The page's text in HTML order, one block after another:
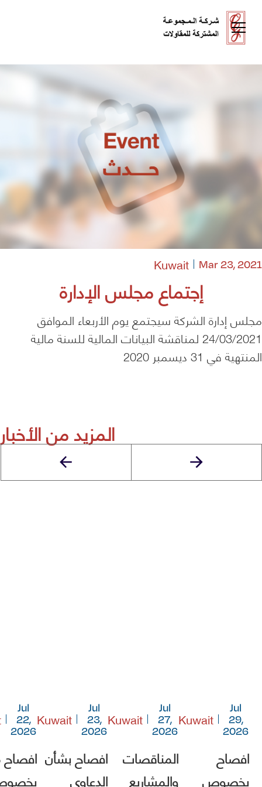
إجتماع مجلس الإدارة
Mar 23, 2021
Kuwait
مجلس إدارة الشركة سيجتمع يوم الأربعاء الموافق
24/03/2021 لمناقشة البيانات المالية للسنة مالية
المنتهية في 31 ديسمبر 2020
المزيد من الأخبار
Jul
29,
2026
Kuwait
افصاح
بخصوص
Jul
27,
2026
Kuwait
المناقصات
والمشاريع
Jul
23,
2026
Kuwait
افصاح بشأن
الدعاوى
Jul
22,
2026